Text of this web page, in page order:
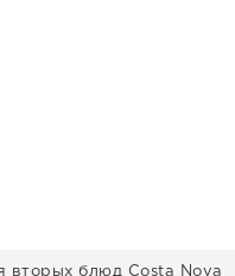
вторых блюд Costa Nova